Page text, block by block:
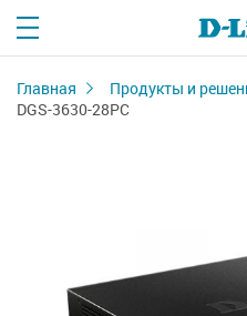
Главная Продукты и
DGS-3630-28PC